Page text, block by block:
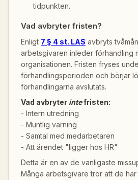
tidpunkten.
Vad avbryter fristen?
Enligt 7 § 4 st. LAS avbryts
arbetsgivaren inleder förhandling
organisationen. Fristen fryses
förhandlingsperioden och börjar
förhandlingarna avslutats.
Vad avbryter intefristen:
- Intern utredning
- Muntlig varning
- Samtal med medarbetaren
- Att ärendet "ligger hos HR"
Detta är en av de vanligaste
Många arbetsgivare tror att de